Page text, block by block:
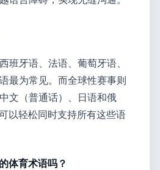
班牙语、法语、葡萄牙语、
最为常见。而全球性赛事则
文（普通话）、日语和俄
以轻松同时支持所有这些语
体育术语吗？